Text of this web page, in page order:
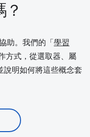
？
助。我們的「 學習
方式，從選取器、屬
說明如何將這些概念套